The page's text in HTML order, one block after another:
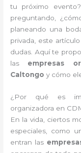
tu próximo
preguntando,
planeando una
privada, este
dudas. Aquí te
las empresas
Caltongo y cómo
¿Por qué es
organizadora en
En la vida, ciertos
especiales, como
entran las